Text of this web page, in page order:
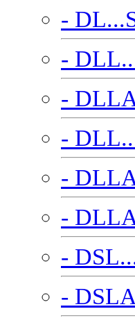
-
-
-
-
-
-
-
-